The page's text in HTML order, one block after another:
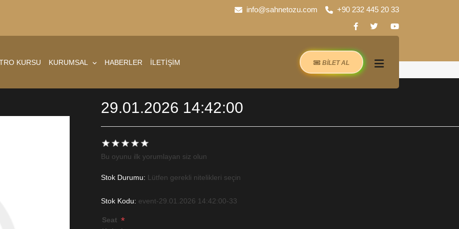
info@sahnetozu.com +90 232 445 20 33
KURSU KURUMSAL HABERLER İLETİŞİM BİLET AL
29.01.2026 14:42:00
Bu oyunu ilk yorumlayan siz olun
Stok Durumu: Lütfen gerekli nitelikleri seçin
Stok Kodu: event-29.01.2026 14:42:00-33
Seat *